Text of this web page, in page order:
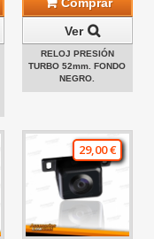
Ver
RELOJ PRESIÓN
TURBO 52mm. FONDO
NEGRO.
29,00 €